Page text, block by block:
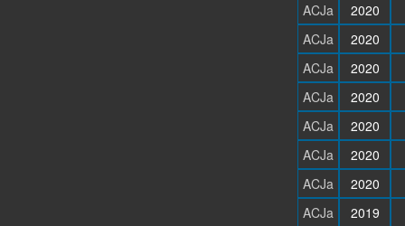
ACJa
2020
ACJa
2020
ACJa
2020
ACJa
2020
ACJa
2020
ACJa
2020
ACJa
2020
ACJa
2019